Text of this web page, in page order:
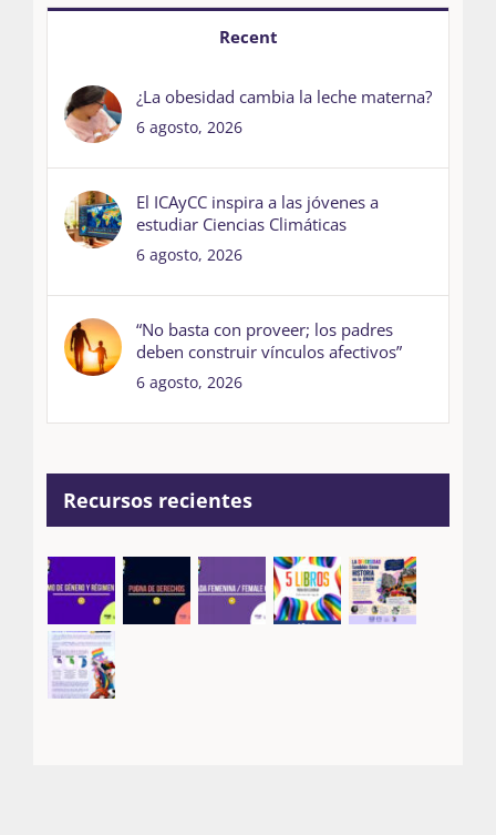
Recent
¿La obesidad cambia la leche materna?
6 agosto, 2026
El ICAyCC inspira a las jóvenes a
estudiar Ciencias Climáticas
6 agosto, 2026
“No basta con proveer; los padres
deben construir vínculos afectivos”
6 agosto, 2026
Recursos recientes